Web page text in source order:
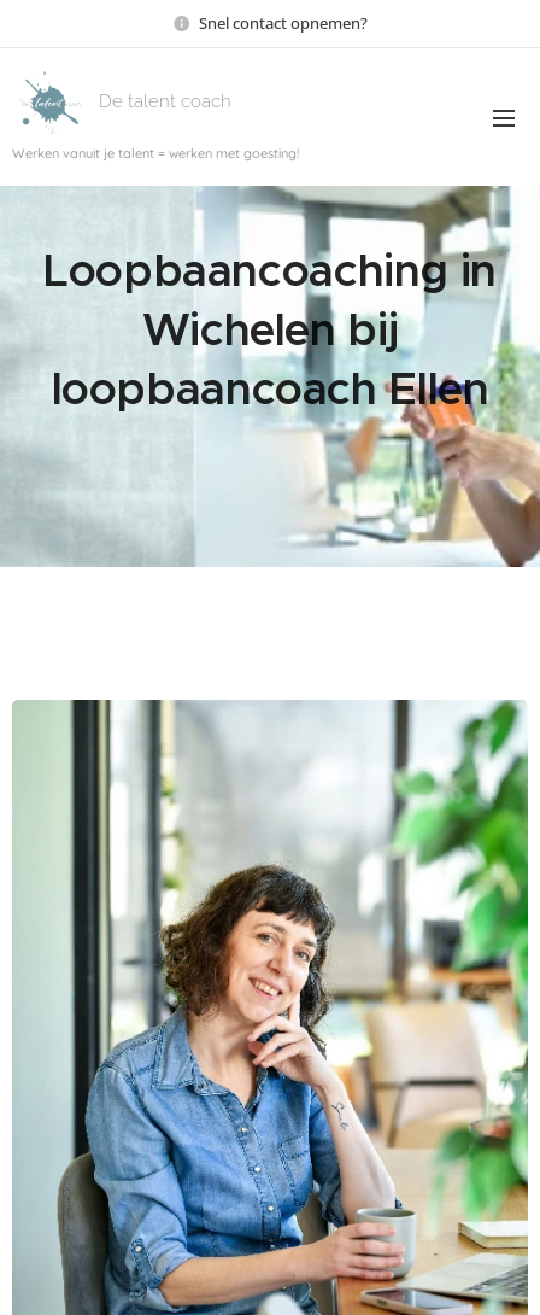
Snel contact opnemen?
De talent coach
Werken vanuit je talent = werken met goesting!
Loopbaancoaching in
Wichelen bij
loopbaancoach Ellen